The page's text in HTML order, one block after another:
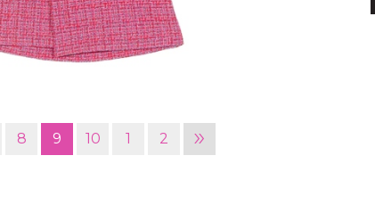
8 9 10 1 2 »